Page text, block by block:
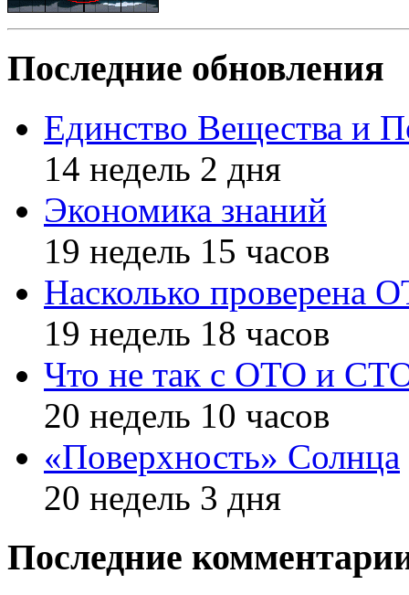
Последние обновления
Единство Вещества и
14 недель 2 дня
Экономика знаний
19 недель 15 часов
Насколько проверена
19 недель 18 часов
Что не так с ОТО и
20 недель 10 часов
«Поверхность» Солнца
20 недель 3 дня
Последние